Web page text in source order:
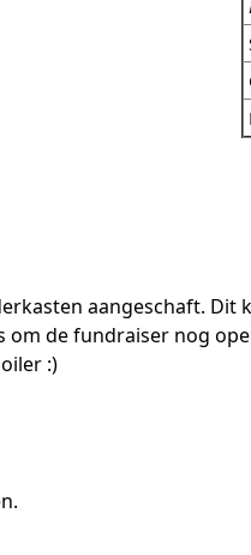
aangeschaft. Dit
de fundraiser nog
:)